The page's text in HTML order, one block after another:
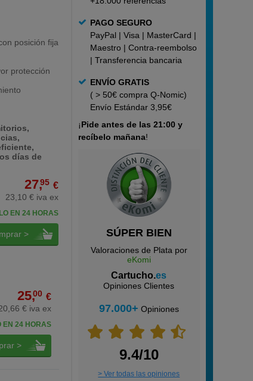
PAGO SEGURO
PayPal | Visa | MasterCard |
Maestro | Contra-reembolso
| Transferencia bancaria
ENVÍO GRATIS
( > 50€ compra Q-Nomic)
Envío Estándar 3,95€
¡Pide antes de las 21:00 y
recíbelo mañana!
SÚPER BIEN
Valoraciones de Plata por
eKomi
Cartucho.es
Opiniones Clientes
97.000+ Opiniones
9.4/10
> Ver todas las opiniones
posición fija
protección
días de
27,95 €
23,10 € iva ex
EN 24 HORAS
>
25,00 €
€ iva ex
EN 24 HORAS
>